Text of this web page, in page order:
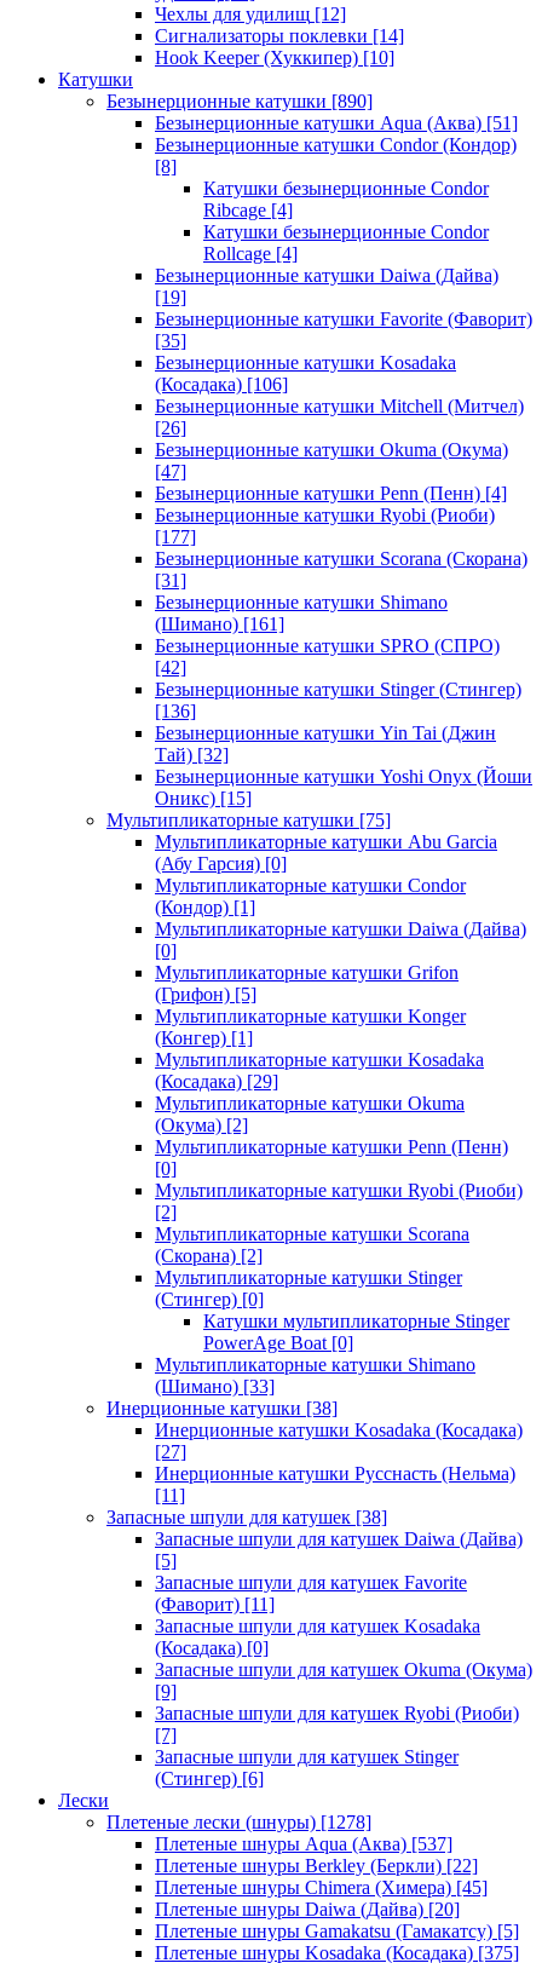
Чехлы для удилищ [12]
Сигнализаторы поклевки [14]
Hook Keeper (Хуккипер) [10]
Катушки
Безынерционные катушки [890]
Безынерционные катушки Aqua (Аква) [51]
Безынерционные катушки Condor (Кондор)
[8]
Катушки безынерционные Condor
Ribcage [4]
Катушки безынерционные Condor
Rollcage [4]
Безынерционные катушки Daiwa (Дайва)
[19]
Безынерционные катушки Favorite (Фаворит)
[35]
Безынерционные катушки Kosadaka
(Косадака) [106]
Безынерционные катушки Mitchell (Митчел)
[26]
Безынерционные катушки Okuma (Окума)
[47]
Безынерционные катушки Penn (Пенн) [4]
Безынерционные катушки Ryobi (Риоби)
[177]
Безынерционные катушки Scorana (Скорана)
[31]
Безынерционные катушки Shimano
(Шимано) [161]
Безынерционные катушки SPRO (СПРО)
[42]
Безынерционные катушки Stinger (Стингер)
[136]
Безынерционные катушки Yin Tai (Джин
Тай) [32]
Безынерционные катушки Yoshi Onyx (Йоши
Оникс) [15]
Мультипликаторные катушки [75]
Мультипликаторные катушки Abu Garcia
(Абу Гарсия) [0]
Мультипликаторные катушки Condor
(Кондор) [1]
Мультипликаторные катушки Daiwa (Дайва)
[0]
Мультипликаторные катушки Grifon
(Грифон) [5]
Мультипликаторные катушки Konger
(Конгер) [1]
Мультипликаторные катушки Kosadaka
(Косадака) [29]
Мультипликаторные катушки Okuma
(Окума) [2]
Мультипликаторные катушки Penn (Пенн)
[0]
Мультипликаторные катушки Ryobi (Риоби)
[2]
Мультипликаторные катушки Scorana
(Скорана) [2]
Мультипликаторные катушки Stinger
(Стингер) [0]
Катушки мультипликаторные Stinger
PowerAge Boat [0]
Мультипликаторные катушки Shimano
(Шимано) [33]
Инерционные катушки [38]
Инерционные катушки Kosadaka (Косадака)
[27]
Инерционные катушки Русснасть (Нельма)
[11]
Запасные шпули для катушек [38]
Запасные шпули для катушек Daiwa (Дайва)
[5]
Запасные шпули для катушек Favorite
(Фаворит) [11]
Запасные шпули для катушек Kosadaka
(Косадака) [0]
Запасные шпули для катушек Okuma (Окума)
[9]
Запасные шпули для катушек Ryobi (Риоби)
[7]
Запасные шпули для катушек Stinger
(Стингер) [6]
Лески
Плетеные лески (шнуры) [1278]
Плетеные шнуры Aqua (Аква) [537]
Плетеные шнуры Berkley (Беркли) [22]
Плетеные шнуры Chimera (Химера) [45]
Плетеные шнуры Daiwa (Дайва) [20]
Плетеные шнуры Gamakatsu (Гамакатсу) [5]
Плетеные шнуры Kosadaka (Косадака) [375]